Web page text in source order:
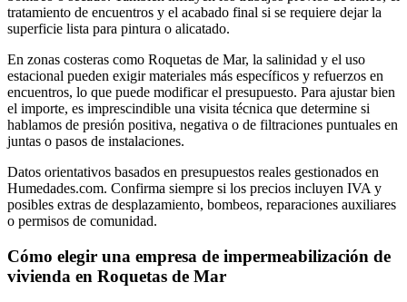
tratamiento de encuentros y el acabado final si se requiere dejar la
superficie lista para pintura o alicatado.
En zonas costeras como Roquetas de Mar, la salinidad y el uso
estacional pueden exigir materiales más específicos y refuerzos en
encuentros, lo que puede modificar el presupuesto. Para ajustar bien
el importe, es imprescindible una visita técnica que determine si
hablamos de presión positiva, negativa o de filtraciones puntuales en
juntas o pasos de instalaciones.
Datos orientativos basados en presupuestos reales gestionados en
Humedades.com. Confirma siempre si los precios incluyen IVA y
posibles extras de desplazamiento, bombeos, reparaciones auxiliares
o permisos de comunidad.
Cómo elegir una empresa de impermeabilización de
vivienda en Roquetas de Mar